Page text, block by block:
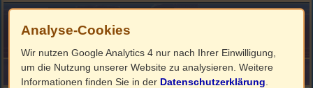
HOME ImpressumLinks
Analyse-Cookies
Wir nutzen Google Analytics 4 nur nach Ihrer Einwilligung,
um die Nutzung unserer Website zu analysieren. Weitere
Informationen finden Sie in der Datenschutzerklärung